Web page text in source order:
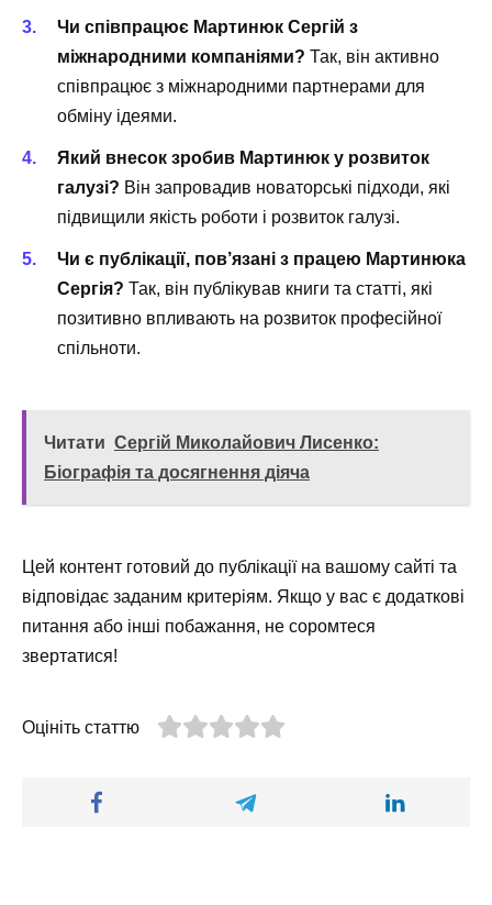
Чи співпрацює Мартинюк Сергій з
міжнародними компаніями? Так, він активно
співпрацює з міжнародними партнерами для
обміну ідеями.
Який внесок зробив Мартинюк у розвиток
галузі? Він запровадив новаторські підходи, які
підвищили якість роботи і розвиток галузі.
Чи є публікації, пов’язані з працею Мартинюка
Сергія? Так, він публікував книги та статті, які
позитивно впливають на розвиток професійної
спільноти.
Читати Сергій Миколайович Лисенко:
Біографія та досягнення діяча
Цей контент готовий до публікації на вашому сайті та
відповідає заданим критеріям. Якщо у вас є додаткові
питання або інші побажання, не соромтеся
звертатися!
Оцініть статтю